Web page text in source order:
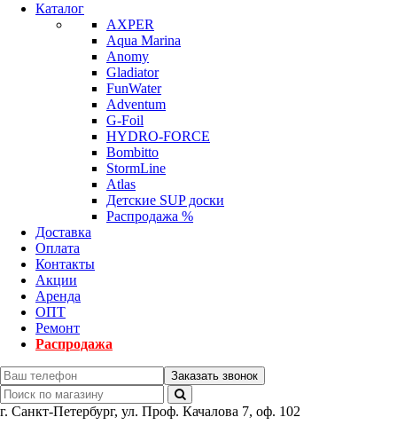
Каталог
AXPER
Aqua Marina
Anomy
Gladiator
FunWater
Adventum
G-Foil
HYDRO-FORCE
Bombitto
StormLine
Atlas
Детские SUP доски
Распродажа %
Доставка
Оплата
Контакты
Акции
Аренда
ОПТ
Ремонт
Распродажа
Заказать звонок
г. Санкт-Петербург, ул. Проф. Качалова 7, оф. 102